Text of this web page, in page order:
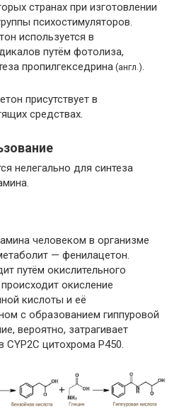
странах при изготовлении
психостимуляторов.
используется в
путём фотолиза,
пропилгекседрина (англ.).
присутствует в
средствах.
нелегально для синтеза
человеком в организме
— фенилацетон.
путём окислительного
окисление
кислоты и её
с образованием гиппуровой
вероятно, затрагивает
цитохрома Р450.